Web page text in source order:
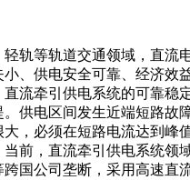
等轨道交通领域，直流
、供电安全可靠、经济效
直流牵引供电系统的可靠稳
供电区间发生近端短路故
大，必须在短路电流达到峰
当前，直流牵引供电系统领
国公司垄断，采用高速直